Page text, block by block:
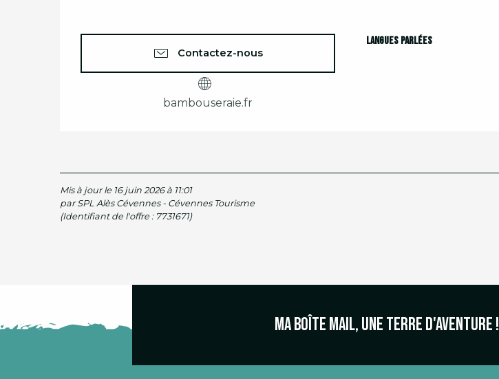
Contactez-nous
bambouseraie.fr
Langues parlées
Langues parlées
Mis à jour le 16 juin 2026 à 11:01
par SPL Alès Cévennes - Cévennes Tourisme
(Identifiant de l'offre : 7731671)
Ma boîte mail, une terre d'aventure !